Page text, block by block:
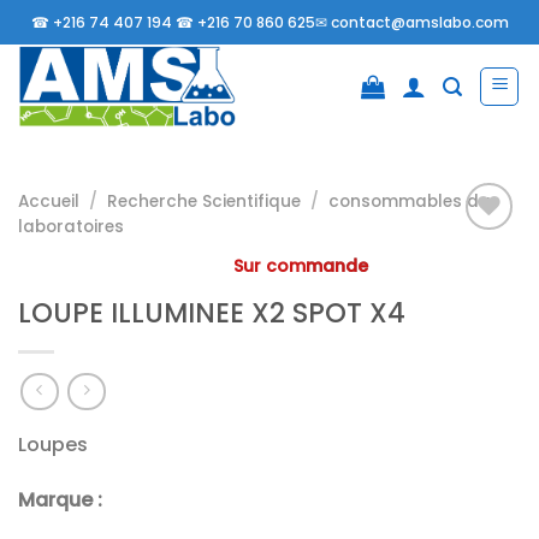
Passer
au
contenu
☎ +216 74 407 194 ☎ +216 70 860 625✉contact@amslabo.com
Accueil / Recherche Scientifique / consommables da
laboratoires
Sur commande
LOUPE ILLUMINEE X2 SPOT X4
Loupes
Marque :